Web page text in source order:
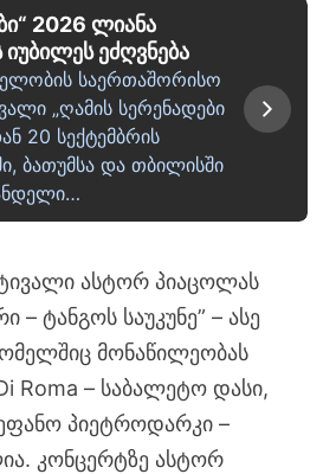
2026 ლიანა
ეძღვნება
საერთაშორისო
„ღამის სერენადები
20 სექტემბრის
ბათუმსა და თბილისში
ასტორ პიაცოლას
– ტანგოს საუკუნე” – ასე
მონაწილეობას
Roma – საბალეტო დასი,
პიეტროდარკი –
კონცერტზე ასტორ